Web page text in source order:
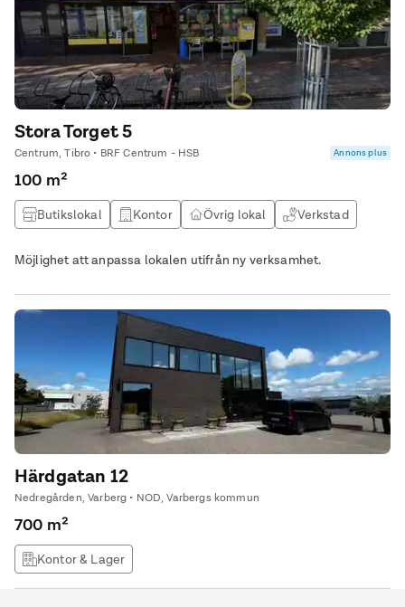
Stora Torget 5
Centrum, Tibro • BRF Centrum - HSB Annons plus
100 m²
Butikslokal Kontor Övrig lokal Verkstad
Möjlighet att anpassa lokalen utifrån ny verksamhet.
Härdgatan 12
Nedregården, Varberg • NOD, Varbergs kommun
700 m²
Kontor & Lager